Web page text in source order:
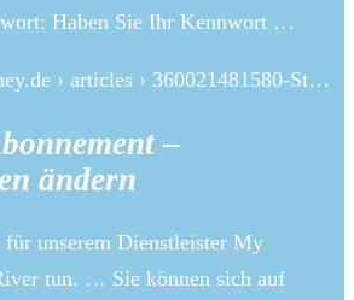
Haben Sie Ihr Kennwort …
› articles › 360021481580-St…
–
ändern
unserem Dienstleister My
tun. … Sie können sich auf